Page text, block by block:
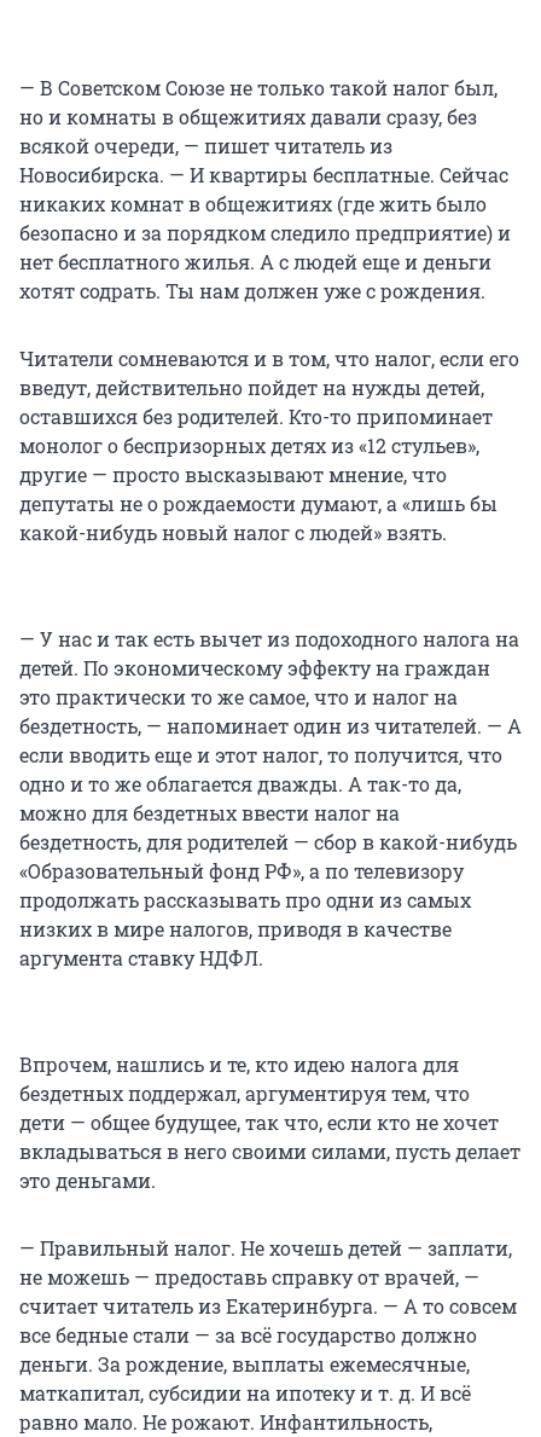
— В Советском Союзе не только такой налог был,
но и комнаты в общежитиях давали сразу, без
всякой очереди, — пишет читатель из
Новосибирска. — И квартиры бесплатные. Сейчас
никаких комнат в общежитиях (где жить было
безопасно и за порядком следило предприятие) и
нет бесплатного жилья. А с людей еще и деньги
хотят содрать. Ты нам должен уже с рождения.
Читатели сомневаются и в том, что налог, если его
введут, действительно пойдет на нужды детей,
оставшихся без родителей. Кто-то припоминает
монолог о беспризорных детях из «12 стульев»,
другие — просто высказывают мнение, что
депутаты не о рождаемости думают, а «лишь бы
какой-нибудь новый налог с людей» взять.
— У нас и так есть вычет из подоходного налога на
детей. По экономическому эффекту на граждан
это практически то же самое, что и налог на
бездетность, — напоминает один из читателей. — А
если вводить еще и этот налог, то получится, что
одно и то же облагается дважды. А так-то да,
можно для бездетных ввести налог на
бездетность, для родителей — сбор в какой-нибудь
«Образовательный фонд РФ», а по телевизору
продолжать рассказывать про одни из самых
низких в мире налогов, приводя в качестве
аргумента ставку НДФЛ.
Впрочем, нашлись и те, кто идею налога для
бездетных поддержал, аргументируя тем, что
дети — общее будущее, так что, если кто не хочет
вкладываться в него своими силами, пусть делает
это деньгами.
— Правильный налог. Не хочешь детей — заплати,
не можешь — предоставь справку от врачей, —
считает читатель из Екатеринбурга. — А то совсем
все бедные стали — за всё государство должно
деньги. За рождение, выплаты ежемесячные,
маткапитал, субсидии на ипотеку и т. д. И всё
равно мало. Не рожают. Инфантильность,